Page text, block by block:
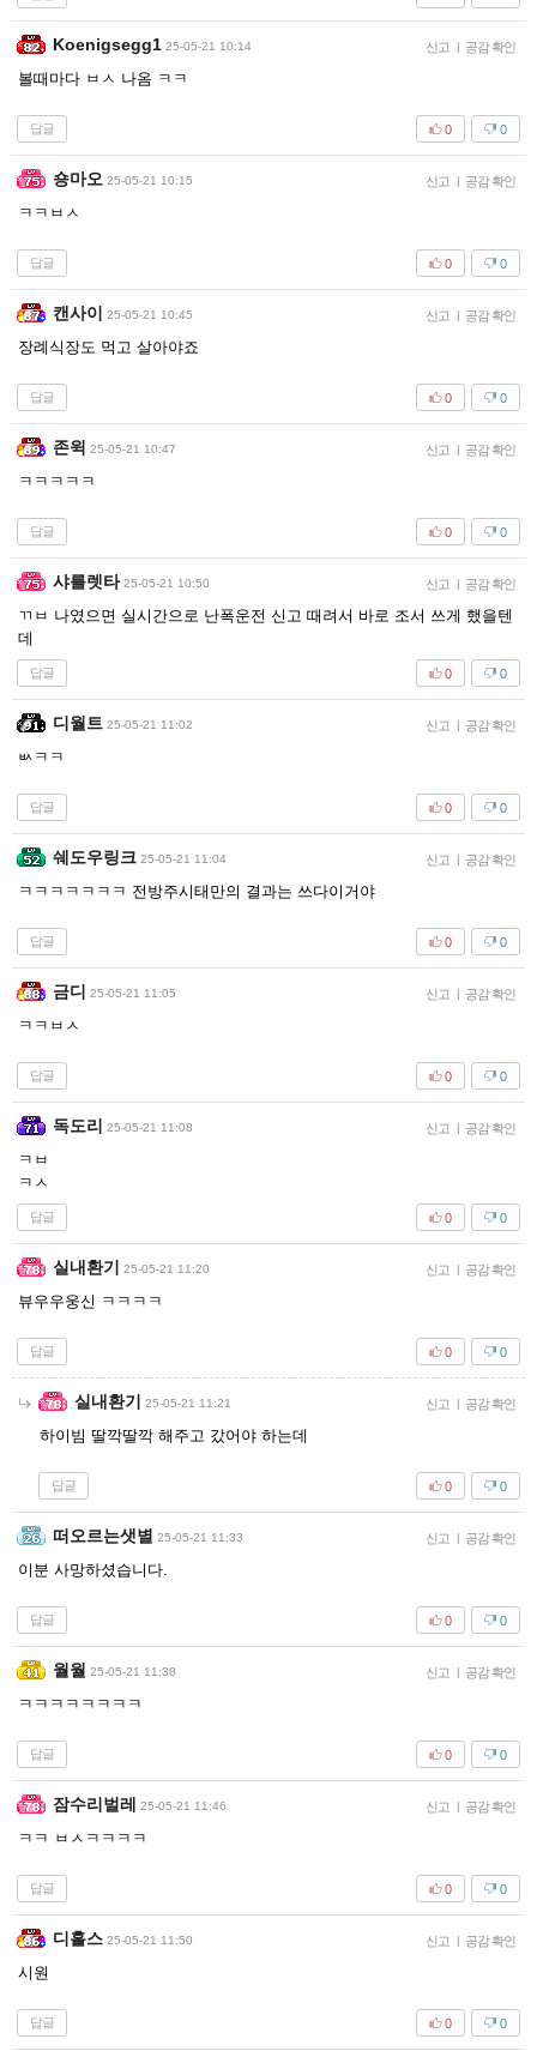
Koenigsegg1 25-05-21 10:14 신고 | 공감 확인
볼때마다 ㅂㅅ 나옴 ㅋㅋ
답글 0
0
숑마오 25-05-21 10:15 신고 | 공감 확인
ㅋㅋㅂㅅ
답글 0
0
캔사이 25-05-21 10:45 신고 | 공감 확인
장례식장도 먹고 살아야죠
답글 0
0
존윅 25-05-21 10:47 신고 | 공감 확인
ㅋㅋㅋㅋㅋ
답글 0
0
샤를렛타 25-05-21 10:50 신고 | 공감 확인
ㄲㅂ 나였으면 실시간으로 난폭운전 신고 때려서 바로 조서 쓰게 했을텐
데
답글 0
0
디월트 25-05-21 11:02 신고 | 공감 확인
ㅄㅋㅋ
답글 0
0
쉐도우링크 25-05-21 11:04 신고 | 공감 확인
ㅋㅋㅋㅋㅋㅋㅋ 전방주시태만의 결과는 쓰다이거야
답글 0
0
금디 25-05-21 11:05 신고 | 공감 확인
ㅋㅋㅂㅅ
답글 0
0
독도리 25-05-21 11:08 신고 | 공감 확인
ㅋㅂ
ㅋㅅ
답글 0
0
실내환기 25-05-21 11:20 신고 | 공감 확인
뷰우우웅신 ㅋㅋㅋㅋ
답글 0
0
실내환기 25-05-21 11:21 신고 | 공감 확인
하이빔 딸깍딸깍 해주고 갔어야 하는데
답글 0
0
떠오르는샛별 25-05-21 11:33 신고 | 공감 확인
이분 사망하셨습니다.
답글 0
0
월월 25-05-21 11:38 신고 | 공감 확인
ㅋㅋㅋㅋㅋㅋㅋㅋ
답글 0
0
잠수리벌레 25-05-21 11:46 신고 | 공감 확인
ㅋㅋ ㅂㅅㅋㅋㅋㅋ
답글 0
0
디홀스 25-05-21 11:50 신고 | 공감 확인
시원
답글 0
0